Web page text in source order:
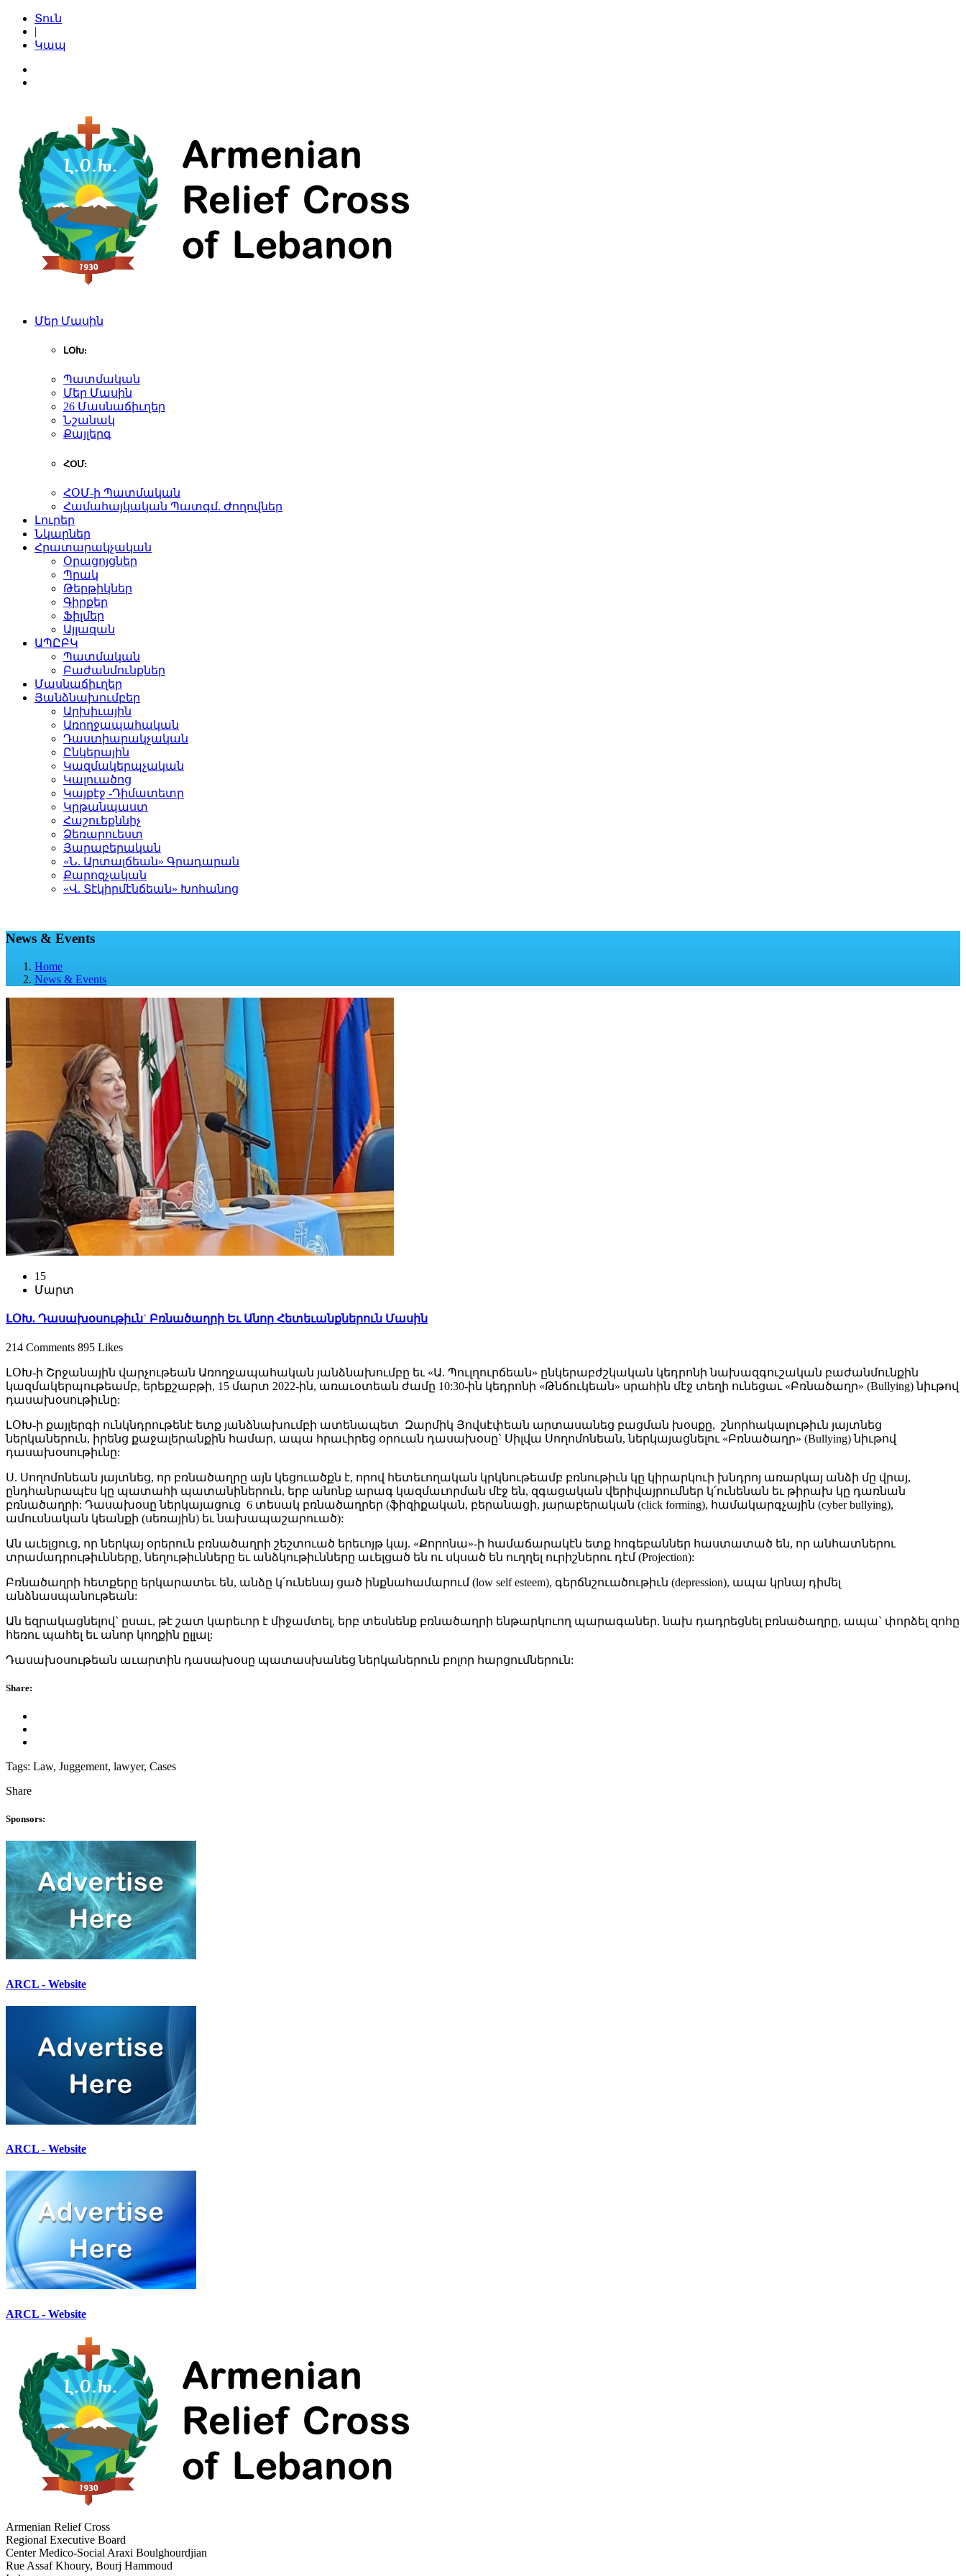
Տուն
|
Կապ
Մեր Մասին
ԼՕԽ:
Պատմական
Մեր Մասին
26 Մասնաճիւղեր
Նշանակ
Քայլերգ
ՀՕՄ:
ՀՕՄ-ի Պատմական
Համահայկական Պատգմ. Ժողովներ
Լուրեր
Նկարներ
Հրատարակչական
Օրացոյցներ
Պրակ
Թերթիկներ
Գիրքեր
Ֆիլմեր
Այլազան
ԱՊԸԲԿ
Պատմական
Բաժանմունքներ
Մասնաճիւղեր
Յանձնախումբեր
Արխիւային
Առողջապահական
Դաստիարակչական
Ընկերային
Կազմակերպչական
Կալուածոց
Կայքէջ -Դիմատետր
Կրթանպաստ
Հաշուեքննիչ
Ձեռարուեստ
Յարաբերական
«Ն. Արտալճեան» Գրադարան
Քարոզչական
«Վ. Տէկիրմէնճեան» Խոհանոց
News & Events
Home
News & Events
15
Մարտ
ԼՕԽ. Դասախօսութիւն` Բռնածաղրի Եւ Անոր Հետեւանքներուն Մասին
214 Comments 895 Likes
ԼՕԽ-ի Շրջանային վարչութեան Առողջապահական յանձնախումբը եւ «Ա. Պուլղուրճեան» ընկերաբժշկական կեդրոնի նախազգուշական բաժանմունքին
կազմակերպութեամբ, երեքշաբթի, 15 մարտ 2022-ին, առաւօտեան ժամը 10:30-ին կեդրոնի «Թնճուկեան» սրահին մէջ տեղի ունեցաւ «Բռնածաղր» (Bullying) նիւթով
դասախօսութիւնը:
ԼՕԽ-ի քայլերգի ունկնդրութենէ ետք յանձնախումբի ատենապետ Զարմիկ Յովսէփեան արտասանեց բացման խօսքը, շնորհակալութիւն յայտնեց
ներկաներուն, իրենց քաջալերանքին համար, ապա հրաւիրեց օրուան դասախօսը` Սիլվա Սողոմոնեան, ներկայացնելու «Բռնածաղր» (Bullying) նիւթով
դասախօսութիւնը:
Ս. Սողոմոնեան յայտնեց, որ բռնածաղրը այն կեցուածքն է, որով հետեւողական կրկնութեամբ բռնութիւն կը կիրարկուի խնդրոյ առարկայ անձի մը վրայ,
ընդհանրապէս կը պատահի պատանիներուն, երբ անոնք արագ կազմաւորման մէջ են, զգացական վերիվայրումներ կ՛ունենան եւ թիրախ կը դառնան
բռնածաղրի: Դասախօսը ներկայացուց 6 տեսակ բռնածաղրեր (ֆիզիքական, բերանացի, յարաբերական (click forming), համակարգչային (cyber bullying),
ամուսնական կեանքի (սեռային) եւ նախապաշարուած):
Ան աւելցուց, որ ներկայ օրերուն բռնածաղրի շեշտուած երեւոյթ կայ. «Քորոնա»-ի համաճարակէն ետք հոգեբաններ հաստատած են, որ անհատներու
տրամադրութիւնները, նեղութիւնները եւ անձկութիւնները աւելցած են ու սկսած են ուղղել ուրիշներու դէմ (Projection):
Բռնածաղրի հետքերը երկարատեւ են, անձը կ՛ունենայ ցած ինքնահամարում (low self esteem), գերճնշուածութիւն (depression), ապա կրնայ դիմել
անձնասպանութեան:
Ան եզրակացնելով` ըսաւ, թէ շատ կարեւոր է միջամտել, երբ տեսնենք բռնածաղրի ենթարկուող պարագաներ. նախ դադրեցնել բռնածաղրը, ապա` փորձել զոհը
հեռու պահել եւ անոր կողքին ըլլալ:
Դասախօսութեան աւարտին դասախօսը պատասխանեց ներկաներուն բոլոր հարցումներուն:
Share:
Tags: Law, Juggement, lawyer, Cases
Share
Sponsors:
ARCL - Website
ARCL - Website
ARCL - Website
Armenian Relief Cross
Regional Executive Board
Center Medico-Social Araxi Boulghourdjian
Rue Assaf Khoury, Bourj Hammoud